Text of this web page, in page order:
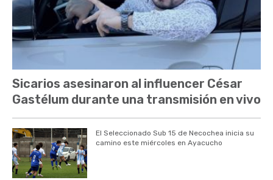
Sicarios asesinaron al influencer César
Gastélum durante una transmisión en vivo
El Seleccionado Sub 15 de Necochea inicia su
camino este miércoles en Ayacucho